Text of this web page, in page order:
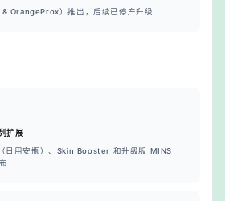
OrangeProx）推出，后续已停产升级
扩展
日用安瓶）、Skin Booster 和升级版 MINS